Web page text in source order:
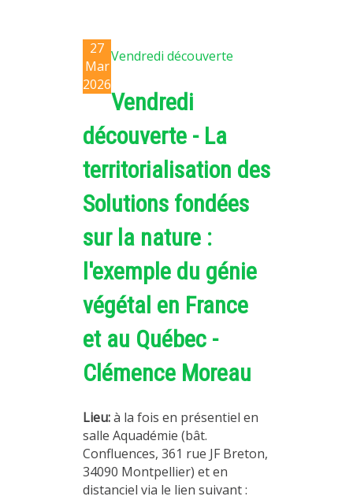
27
Mar
2026
Vendredi découverte
Vendredi
découverte - La
territorialisation des
Solutions fondées
sur la nature :
l'exemple du génie
végétal en France
et au Québec -
Clémence Moreau
Lieu:à la fois en présentiel en
salle Aquadémie (bât.
Confluences, 361 rue JF Breton,
34090 Montpellier) et en
distanciel via le lien suivant :